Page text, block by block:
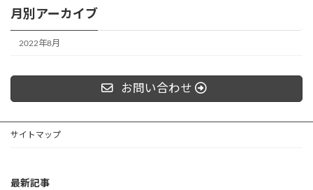
月別アーカイブ
2022年8月
お問い合わせ
サイトマップ
最新記事